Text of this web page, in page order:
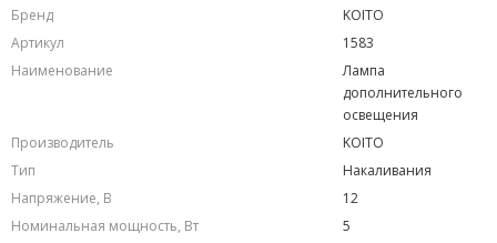
Бренд
KOITO
Артикул
1583
Наименование
Лампа
дополнительного
освещения
Производитель
KOITO
Тип
Накаливания
Напряжение, В
12
Номинальная мощность, Вт
5